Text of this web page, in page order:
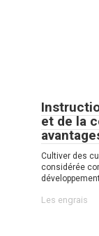
et de la
Cultiver des
considérée
Les engrais